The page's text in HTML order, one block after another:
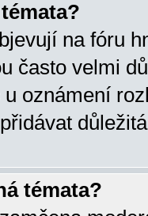
na fóru
často velmi
u oznámení
témata?